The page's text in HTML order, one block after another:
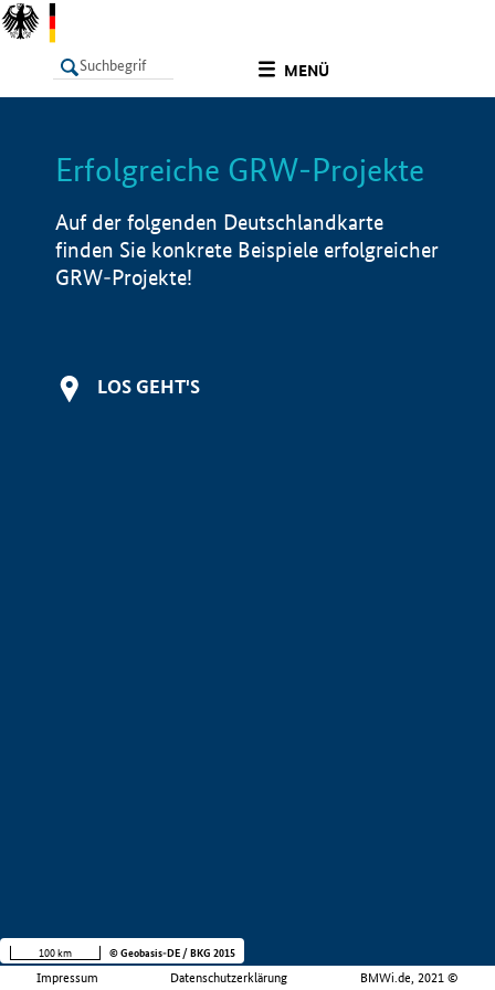
MENÜ
LISTE Info
Erfolgreiche GRW-Projekte
Auf der folgenden Deutschlandkarte
finden Sie konkrete Beispiele erfolgreicher
GRW-Projekte!
LOS GEHT'S
Impressum Datenschutzerklärung BMWi.de, 2021 ©
100 km © Geobasis-DE / BKG 2015